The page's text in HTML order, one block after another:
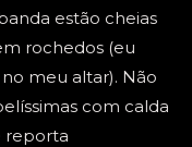
estão cheias
rochedos (eu
meu altar). Não
com calda
reporta